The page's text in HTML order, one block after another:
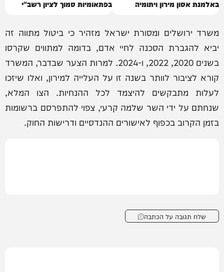
באלמנת אסון מירון ויתומיה בפתאומיות סמוך לציון רשב"י
משרד ירושלים ומסורת ישראל מזהיר כי ביטול מתווה זה
יביא להגברת הסכנה לחיי אדם, בדומה למתווים שקרסו
בשנים 2020, 2022, ו-2024. למרות הצער שבדבר, המשרד
קורא לציבור לוותר בשנה זו על העלייה למירון, ואלו שיזכו
לעלות מתבקשים להיצמד לכל ההנחיות. הצו המלא,
שנחתם על ידי השר שלמה קרעי, צפוי להתפרסם ברשומות
בזמן הקרוב בכפוף לאישורים ההנדסיים ודרישות החוק.
שלח תגובה על הכתבה